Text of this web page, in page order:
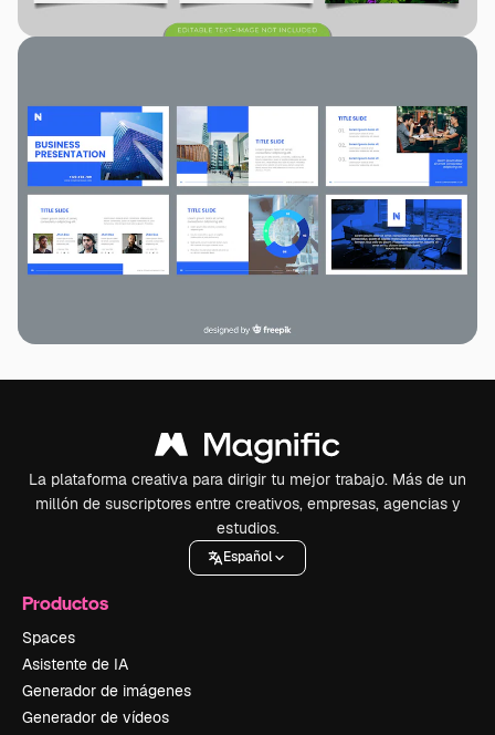
La plataforma creativa para dirigir tu mejor trabajo. Más de un
millón de suscriptores entre creativos, empresas, agencias y
estudios.
Español
Productos
Spaces
Asistente de IA
Generador de imágenes
Generador de vídeos